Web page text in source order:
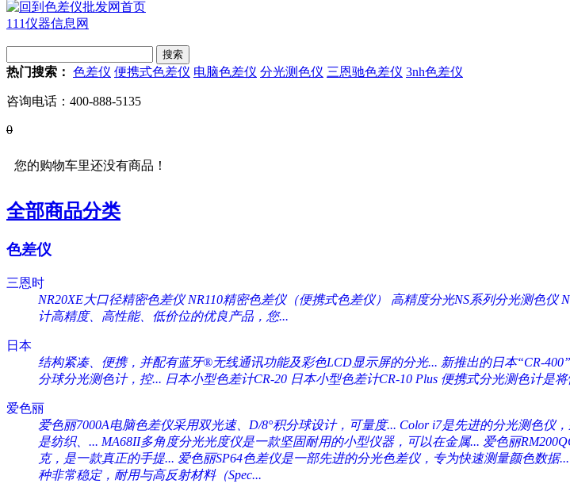
111仪器信息网
热门搜索： 色差仪 便携式色差仪 电脑色差仪 分光测色仪 三恩驰色差仪 3nh色差仪
咨询电话： 400-888-5135
0
您的购物车里还没有商品！
全部商品分类
色差仪
三恩时
NR20XE大口径精密色差仪 NR110精密色差仪（便携式色差仪） 高精度分光NS系列分光测色仪
计高精度、高性能、低价位的优良产品，您...
日本
结构紧凑、便携，并配有蓝牙®无线通讯功能及彩色LCD显示屏的分光... 新推出的日本“CR-
分球分光测色计，控... 日本小型色差计CR-20 日本小型色差计CR-10 Plus 便携式分光测色计是
爱色丽
爱色丽7000A电脑色差仪采用双光速、D/8°积分球设计，可量度... Color i7是先进的分光测色仪
是纺织、... MA68II多角度分光光度仪是一款坚固耐用的小型仪器，可以在金属... 爱色丽
克，是一款真正的手提... 爱色丽SP64色差仪是一部先进的分光色差仪，专为快速测量颜色数据...
种非常稳定，耐用与高反射材料（Spec...